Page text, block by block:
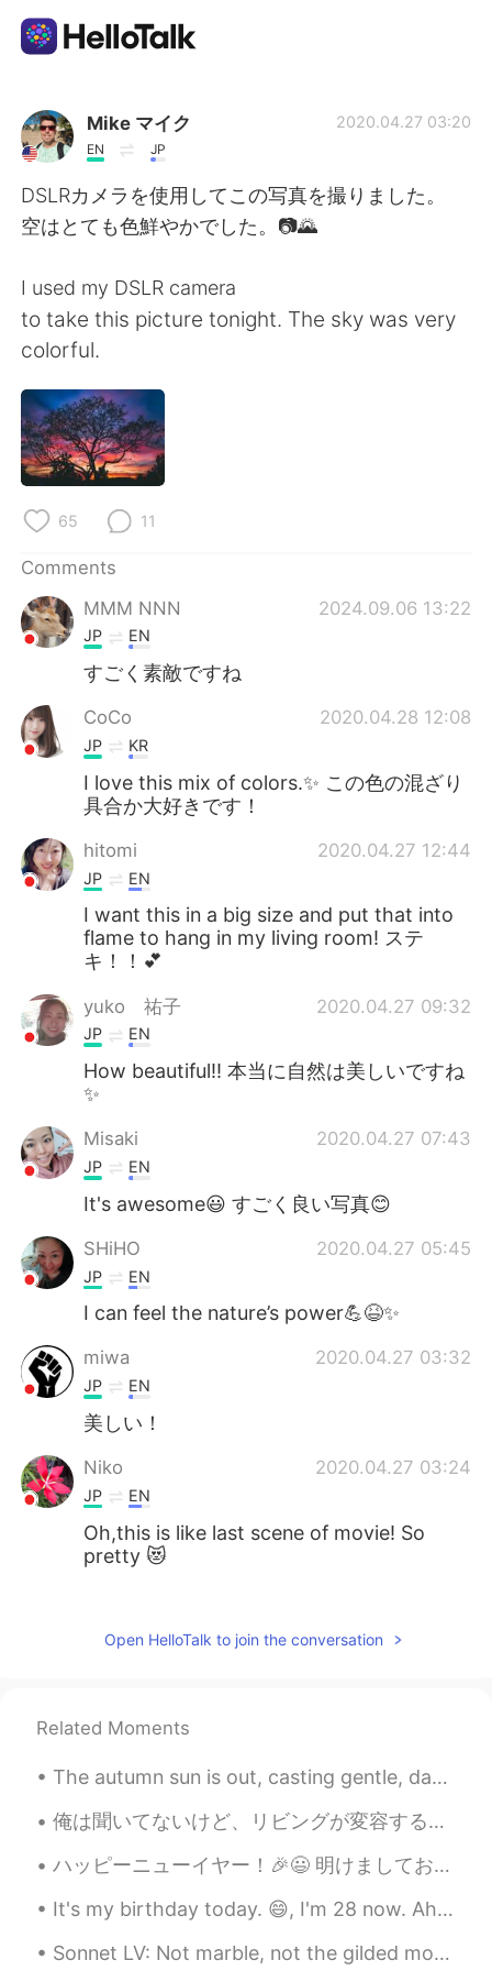
Language Exchange App
AI Grammar Checker
English
简体中文 繁體中文
Español
Français
Indonesia
Türkçe Tiếng Việt
Português
Mike マイク
EN JP
2020.04.27 03:20
DSLRカメラを使用してこの写真を撮りました。
空はとても色鮮やかでした。📷🌄
I used my DSLR camera
to take this picture tonight. The sky was very
colorful.
65 11
Comments
MMM NNN
2024.09.06 13:22
JP EN
すごく素敵ですね
CoCo 2020.04.28 12:08
JP KR
I love this mix of colors.✨ この色の混ざり
具合か大好きです！
hitomi 2020.04.27 12:44
JP EN
I want this in a big size and put that into
flame to hang in my living room! ステ
キ！！💕
yuko 祐子 2020.04.27 09:32
JP EN
How beautiful!! 本当に自然は美しいですね
✨
Misaki 2020.04.27 07:43
JP EN
It's awesome😃 すごく良い写真😊
SHiHO 2020.04.27 05:45
JP EN
I can feel the nature’s power💪😆✨
miwa 2020.04.27 03:32
JP EN
美しい！
Niko 2020.04.27 03:24
JP EN
Oh,this is like last scene of movie! So
pretty 😻
JP EN
So beautiful😄😄😄 とても綺麗ですね。好
JP EN
Wow so beautiful 😍
Open HelloTalk to join the conversation
Related Moments
The autumn sun is out, casting gentle, dappled rays. The birds are chirping. The flowers are st...
俺は聞いてないけど、リビングが変容するらしくて、今日は大工さんが来たんだ。俺がホットケーキの用意をしてる間に、大工さんはいろいろ回って確認して、"終わったらみんながくつろぐ場所あるから楽しみです...
ハッピーニューイヤー！🎉😃 明けましておめでとうございます！⛩ みんな楽しく過ごしました？ 僕はポーランド人の友達と二人で年越しを過ごして、1日に久しぶりに神社に行ってきた⛩ その後は自分家...
It's my birthday today. 😄, I'm 28 now. Ah, I feel quite happy. There are so many things I want to...
Sonnet LV: Not marble, not the gilded monuments by William Shakespeare. NOT marble, not the gild...